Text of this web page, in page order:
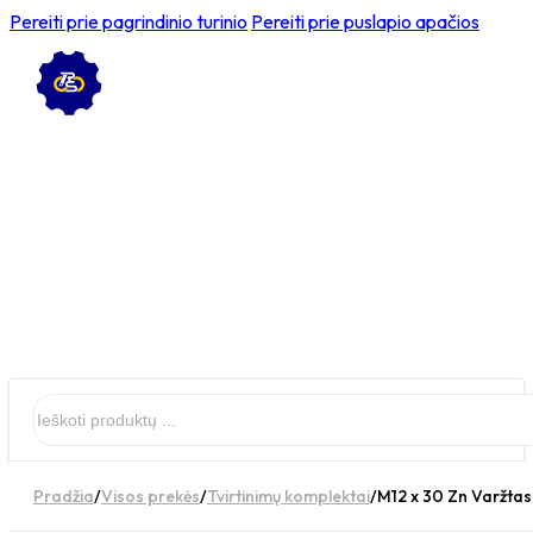
Pereiti prie pagrindinio turinio Pereiti prie puslapio apačios
Pradžia/Visos prekės/Tvirtinimų komplektai/M12 x 30 Zn